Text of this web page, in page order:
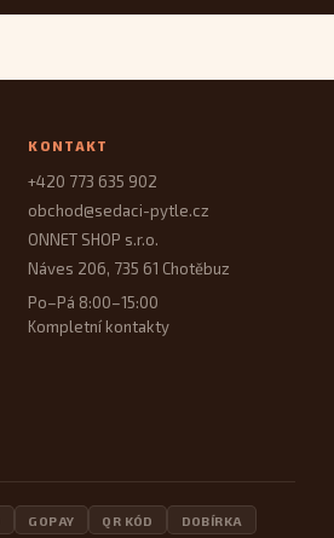
KONTAKT
+420 773 635 902
obchod@sedaci-pytle.cz
ONNET SHOP s.r.o.
Náves 206, 735 61 Chotěbuz
Po–Pá 8:00–15:00
Kompletní kontakty
GOPAY QR KÓD DOBÍRKA